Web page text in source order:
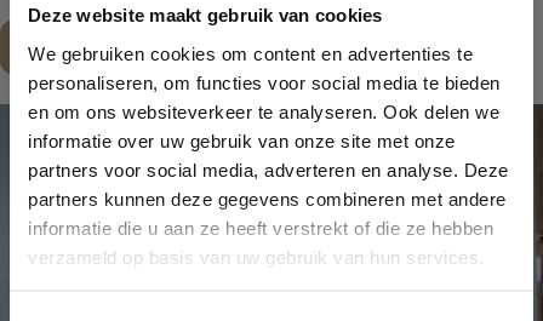
Deze website maakt gebruik van cookies
We gebruiken cookies om content en advertenties te
personaliseren, om functies voor social media te bieden
en om ons websiteverkeer te analyseren. Ook delen we
informatie over uw gebruik van onze site met onze
partners voor social media, adverteren en analyse. Deze
partners kunnen deze gegevens combineren met andere
informatie die u aan ze heeft verstrekt of die ze hebben
verzameld op basis van uw gebruik van hun services.
Maak een afspraak